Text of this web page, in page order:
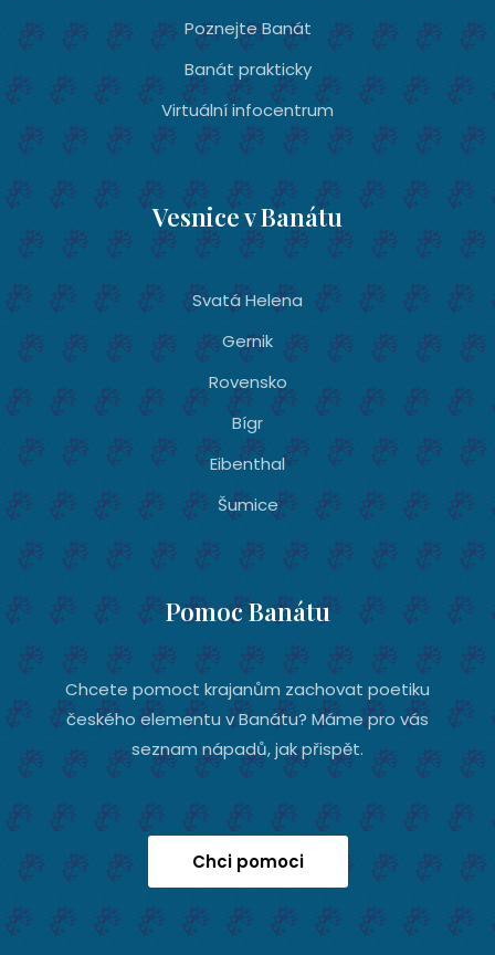
Poznejte Banát
Banát prakticky
Virtuální infocentrum
Vesnice v Banátu
Svatá Helena
Gernik
Rovensko
Bígr
Eibenthal
Šumice
Pomoc Banátu
Chcete pomoct krajanům zachovat poetiku
českého elementu v Banátu? Máme pro vás
seznam nápadů, jak přispět.
Chci pomoci